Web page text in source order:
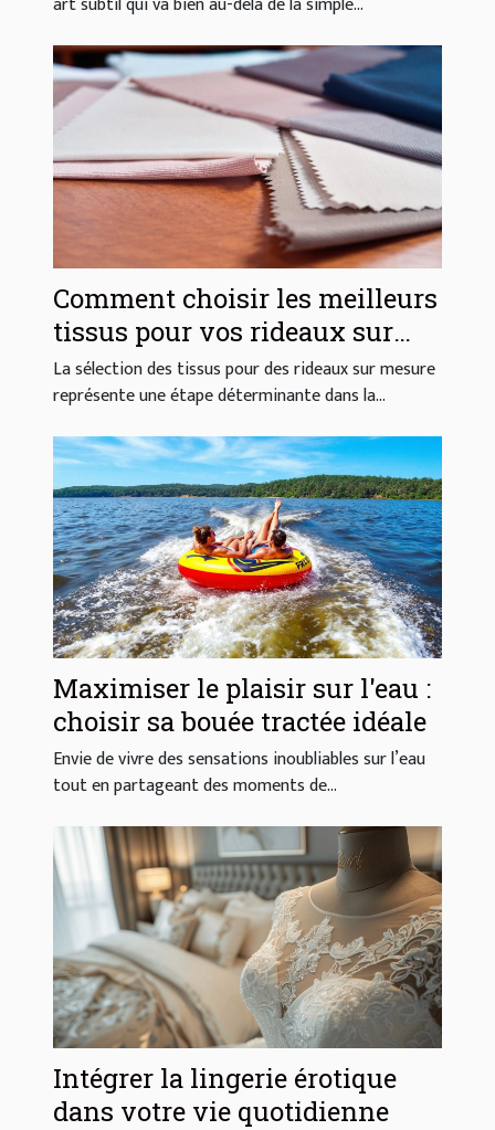
Comment choisir les meilleurs
tissus pour vos rideaux sur
mesure ?
La sélection des tissus pour des rideaux sur mesure
représente une étape déterminante dans la...
Maximiser le plaisir sur l'eau :
choisir sa bouée tractée idéale
Envie de vivre des sensations inoubliables sur l’eau
tout en partageant des moments de...
Intégrer la lingerie érotique
dans votre vie quotidienne